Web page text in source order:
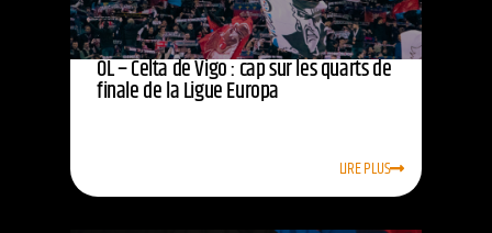
OL – Celta de Vigo : cap sur les quarts de
finale de la Ligue Europa
LIRE PLUS